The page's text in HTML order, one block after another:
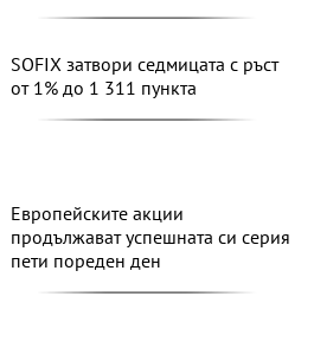
SOFIX затвори седмицата с ръст
от 1% до 1 311 пункта
Европейските акции
продължават успешната си серия
пети пореден ден